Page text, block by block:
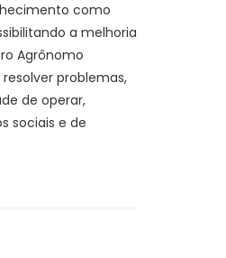
como
a melhoria
Agrônomo
problemas,
de operar,
sociais e de